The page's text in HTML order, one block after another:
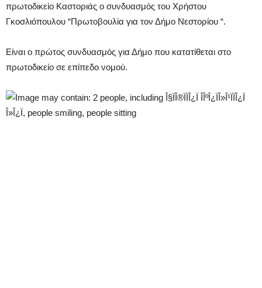
πρωτοδικείο Καστοριάς ο συνδυασμός του Χρήστου
Γκοσλιόπουλου “Πρωτοβουλία για τον Δήμο Νεστορίου “.
Είναι ο πρώτος συνδυασμός για Δήμο που κατατίθεται στο
πρωτοδικείο σε επίπεδο νομού.